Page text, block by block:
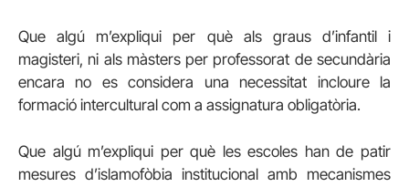
Que algú m’expliqui per què als graus d’infantil i
magisteri, ni als màsters per professorat de secundària
encara no es considera una necessitat incloure la
formació intercultural com a assignatura obligatòria.
Que algú m’expliqui per què les escoles han de patir
mesures d’islamofòbia institucional amb mecanismes